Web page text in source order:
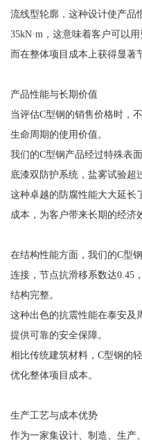
流线型轮廓，这种设计使产品
35kN·m，这意味着客户可以
而在整体项目成本上获得显著
产品性能与长期价值
当评估C型钢的销售价格时，
生命周期的使用价值。
我们的C型钢产品经过特殊表
底漆双防护系统，盐雾试验超
这种卓越的防腐性能大大延长
成本，为客户带来长期的经济
在结构性能方面，我们的C型
连接，节点抗滑移系数达0.45
结构完整。
这种出色的抗震性能在泰安及
提供可靠的安全保障。
相比传统建筑材料，C型钢的
优化整体项目成本。
生产工艺与成本优势
作为一家集设计、制造、生产